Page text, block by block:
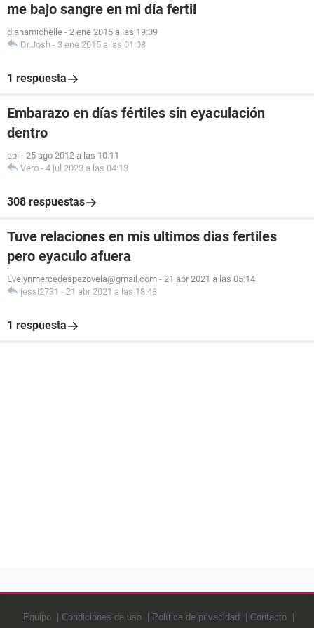
me bajo sangre en mi día fertil
dianamichelle - 2 ene 2015 a las 19:39
Dr.Josh - 3 ene 2015 a las 01:08
1 respuesta
Embarazo en días fértiles sin eyaculación
dentro
abi - 25 ago 2012 a las 10:11
Vero - 4 jul 2023 a las 04:13
308 respuestas
Tuve relaciones en mis ultimos dias fertiles
pero eyaculo afuera
Evelynmercedespezovela@gmail.com - 21 abr 2021 a las 05:14
jessi2731 - 21 abr 2021 a las 18:48
1 respuesta
Equipo Condiciones de uso Política de privacidad Contacto